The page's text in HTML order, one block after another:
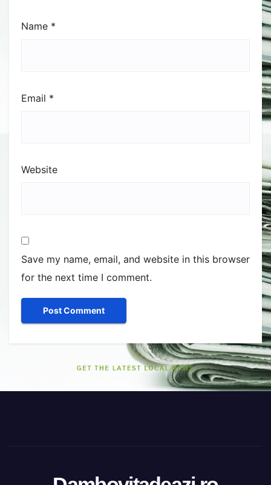
Name *
Email *
Website
Save my name, email, and website in this browser
for the next time I comment.